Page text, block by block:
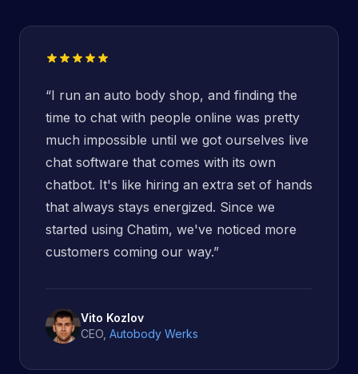
“I run an auto body shop, and finding the
time to chat with people online was pretty
much impossible until we got ourselves live
chat software that comes with its own
chatbot. It's like hiring an extra set of hands
that always stays energized. Since we
started using Chatim, we've noticed more
customers coming our way.”
Vito Kozlov
CEO Autobody Werks